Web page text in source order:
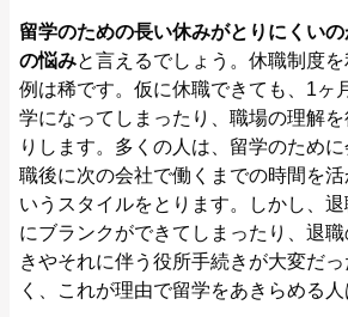
留学のための長い休みがとりにくい
の悩みと言えるでしょう。休職制度
例は稀です。仮に休職できても、1ヶ
学になってしまったり、職場の理解
りします。多くの人は、留学のため
職後に次の会社で働くまでの時間を
いうスタイルをとります。しかし、
にブランクができてしまったり、退
きやそれに伴う役所手続きが大変だ
く、これが理由で留学をあきらめる人